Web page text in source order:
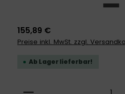
155,89 €
Preise inkl. MwSt. zzgl.
Ab Lager lieferbar!
Produkt Anzahl: Gib